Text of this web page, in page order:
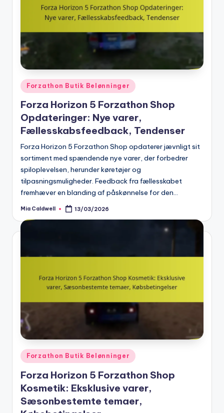
Posted
in
Forzathon Butik Belønninger
Forza Horizon 5 Forzathon Shop
Opdateringer: Nye varer,
Fællesskabsfeedback, Tendenser
Forza Horizon 5 Forzathon Shop opdaterer jævnligt sit
sortiment med spændende nye varer, der forbedrer
spiloplevelsen, herunder køretøjer og
tilpasningsmuligheder. Feedback fra fællesskabet
fremhæver en blanding af påskønnelse for den…
Posted
Mia Caldwell 13/03/2026
Posted
in
Forzathon Butik Belønninger
Forza Horizon 5 Forzathon Shop
Kosmetik: Eksklusive varer,
Sæsonbestemte temaer,